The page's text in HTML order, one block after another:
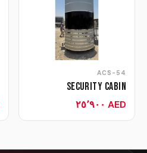
ACS-54
Security Cabin
AED ٢٥٬٩٠٠